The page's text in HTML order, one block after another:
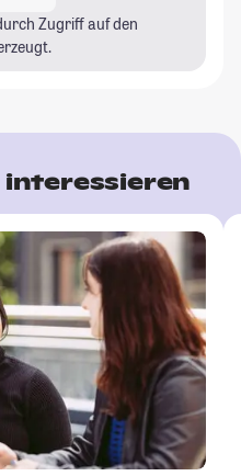
Zugriff auf den
interessieren